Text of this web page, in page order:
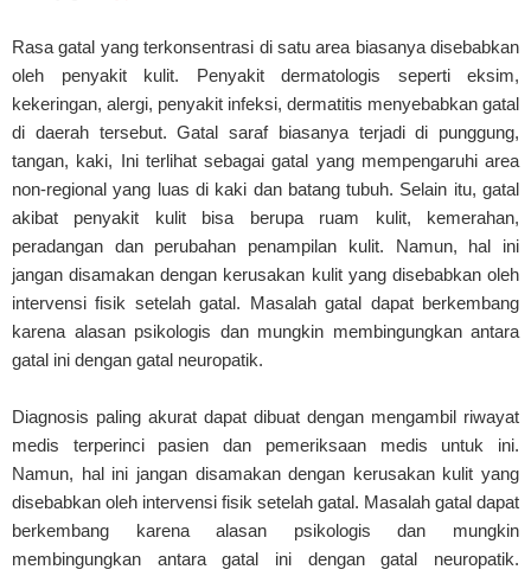
Rasa gatal yang terkonsentrasi di satu area biasanya disebabkan
oleh penyakit kulit. Penyakit dermatologis seperti eksim,
kekeringan, alergi, penyakit infeksi, dermatitis menyebabkan gatal
di daerah tersebut. Gatal saraf biasanya terjadi di punggung,
tangan, kaki, Ini terlihat sebagai gatal yang mempengaruhi area
non-regional yang luas di kaki dan batang tubuh. Selain itu, gatal
akibat penyakit kulit bisa berupa ruam kulit, kemerahan,
peradangan dan perubahan penampilan kulit. Namun, hal ini
jangan disamakan dengan kerusakan kulit yang disebabkan oleh
intervensi fisik setelah gatal. Masalah gatal dapat berkembang
karena alasan psikologis dan mungkin membingungkan antara
gatal ini dengan gatal neuropatik.
Diagnosis paling akurat dapat dibuat dengan mengambil riwayat
medis terperinci pasien dan pemeriksaan medis untuk ini.
Namun, hal ini jangan disamakan dengan kerusakan kulit yang
disebabkan oleh intervensi fisik setelah gatal. Masalah gatal dapat
berkembang karena alasan psikologis dan mungkin
membingungkan antara gatal ini dengan gatal neuropatik.